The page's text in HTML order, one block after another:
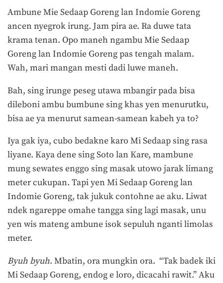
Ambune Mie Sedaap Goreng lan Indomie Goreng
ancen nyegrok irung. Jam pira ae. Ra duwe tata
krama tenan. Opo maneh ngambu Mie Sedaap
Goreng lan Indomie Goreng pas tengah malam.
Wah, mari mangan mesti dadi luwe maneh.
Bah, sing irunge peseg utawa mbangir pada bisa
dileboni ambu bumbune sing khas yen menurutku,
bisa ae ya menurut samean-samean kabeh ya to?
Iya gak iya, cubo bedakne karo Mi Sedaap sing rasa
liyane. Kaya dene sing Soto lan Kare, mambune
mung sewates enggo sing masak utowo jarak limang
meter cukupan. Tapi yen Mi Sedaap Goreng lan
Indomie Goreng, tak jukuk contohne ae aku. Liwat
ndek ngareppe omahe tangga sing lagi masak, unu
yen wis mateng ambune isok sepuluh nganti limolas
meter.
Byuh byuh. Mbatin, ora mungkin ora. “Tak badek iki
Mi Sedaap Goreng, endog e loro, dicacahi rawit.” Aku